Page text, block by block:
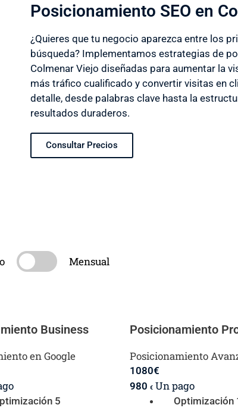
Posicionamiento SEO en
¿Quieres que tu negocio aparezca entre los
búsqueda? Implementamos estrategias de
Colmenar Viejo diseñadas para aumentar la
más tráfico cualificado y convertir visitas en
detalle, desde palabras clave hasta la
resultados duraderos.
Consultar Precios
Mensual
Business
en Google
5
Posicionamiento
Posicionamiento
1080€
980€ Un pago
Optimización